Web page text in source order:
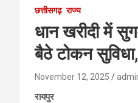
छत्तीसगढ़ राज्य
धान खरीदी में
बैठे टोकन
November 12, 2025
रायपुर